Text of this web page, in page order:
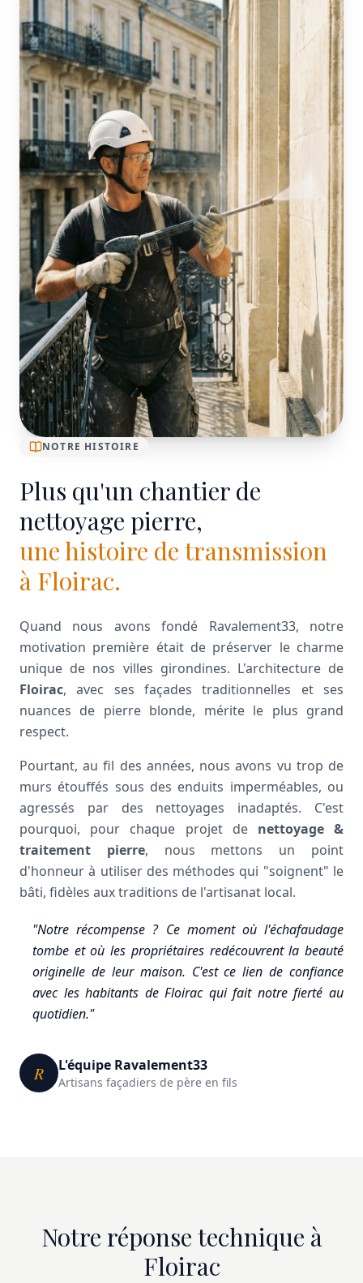
NOTRE HISTOIRE
Plus qu'un chantier de
nettoyage pierre,
une histoire de transmission
à Floirac.
Quand nous avons fondé Ravalement33, notre
motivation première était de préserver le charme
unique de nos villes girondines. L'architecture de
Floirac, avec ses façades traditionnelles et ses
nuances de pierre blonde, mérite le plus grand
respect.
Pourtant, au fil des années, nous avons vu trop de
murs étouffés sous des enduits imperméables, ou
agressés par des nettoyages inadaptés. C'est
pourquoi, pour chaque projet de nettoyage &
traitement pierre, nous mettons un point
d'honneur à utiliser des méthodes qui "soignent" le
bâti, fidèles aux traditions de l'artisanat local.
"Notre récompense ? Ce moment où l'échafaudage
tombe et où les propriétaires redécouvrent la beauté
originelle de leur maison. C'est ce lien de confiance
avec les habitants de Floirac qui fait notre fierté au
quotidien."
R L'équipe Ravalement33
Artisans façadiers de père en fils
Notre réponse technique à
Floirac